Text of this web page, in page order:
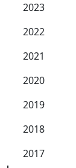
2023
2022
2021
2020
2019
2018
2017